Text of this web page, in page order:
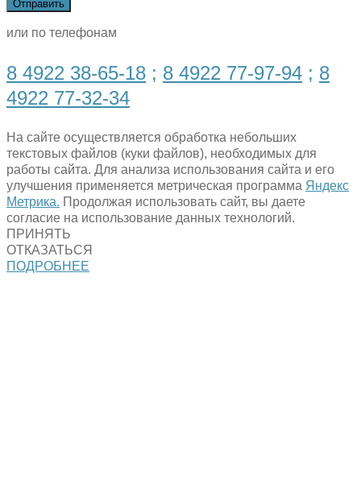
или по телефонам
8 4922 38-65-18 ; 8 4922 77-97-94 ; 8
4922 77-32-34
На сайте осуществляется обработка небольших
текстовых файлов (куки файлов), необходимых для
работы сайта. Для анализа использования сайта и его
улучшения применяется метрическая программа Яндекс
Метрика. Продолжая использовать сайт, вы даете
согласие на использование данных технологий.
ПРИНЯТЬ
ОТКАЗАТЬСЯ
ПОДРОБНЕЕ